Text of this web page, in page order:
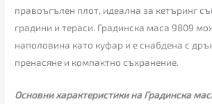
правоъгълен плот, идеална за кетъринг
градини и тераси. Градинска маса 9809
наполовина като куфар и е снабдена с
пренасяне и компактно съхранение.
Основни характеристики на Градинска